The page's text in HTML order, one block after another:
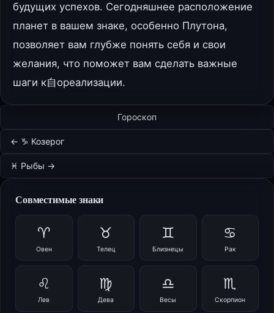
будущих успехов. Сегодняшнее расположение
планет в вашем знаке, особенно Плутона,
позволяет вам глубже понять себя и свои
желания, что поможет вам сделать важные
шаги к自ореализации.
← ♑ Козерог
Гороскоп
♓ Рыбы →
Совместимые знаки
♈
Овен
♉
Телец
♊
Близнецы
♋
Рак
♌
Лев
♍
Дева
♎
Весы
♏
Скорпион